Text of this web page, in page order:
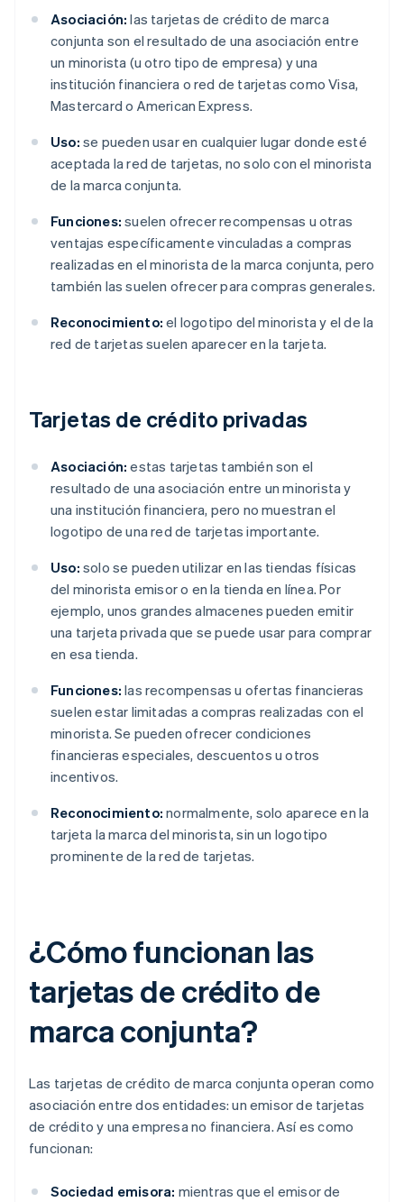
Asociación: las tarjetas de crédito de marca
conjunta son el resultado de una asociación entre
un minorista (u otro tipo de empresa) y una
institución financiera o red de tarjetas como Visa,
Mastercard o American Express.
Uso: se pueden usar en cualquier lugar donde esté
aceptada la red de tarjetas, no solo con el minorista
de la marca conjunta.
Funciones: suelen ofrecer recompensas u otras
ventajas específicamente vinculadas a compras
realizadas en el minorista de la marca conjunta, pero
también las suelen ofrecer para compras generales.
Reconocimiento: el logotipo del minorista y el de la
red de tarjetas suelen aparecer en la tarjeta.
Tarjetas de crédito privadas
Asociación: estas tarjetas también son el
resultado de una asociación entre un minorista y
una institución financiera, pero no muestran el
logotipo de una red de tarjetas importante.
Uso: solo se pueden utilizar en las tiendas físicas
del minorista emisor o en la tienda en línea. Por
ejemplo, unos grandes almacenes pueden emitir
una tarjeta privada que se puede usar para comprar
en esa tienda.
Funciones: las recompensas u ofertas financieras
suelen estar limitadas a compras realizadas con el
minorista. Se pueden ofrecer condiciones
financieras especiales, descuentos u otros
incentivos.
Reconocimiento: normalmente, solo aparece en la
tarjeta la marca del minorista, sin un logotipo
prominente de la red de tarjetas.
¿Cómo funcionan las
tarjetas de crédito de
marca conjunta?
Las tarjetas de crédito de marca conjunta operan como
asociación entre dos entidades: un emisor de tarjetas
de crédito y una empresa no financiera. Así es como
funcionan:
Sociedad emisora: mientras que el emisor de